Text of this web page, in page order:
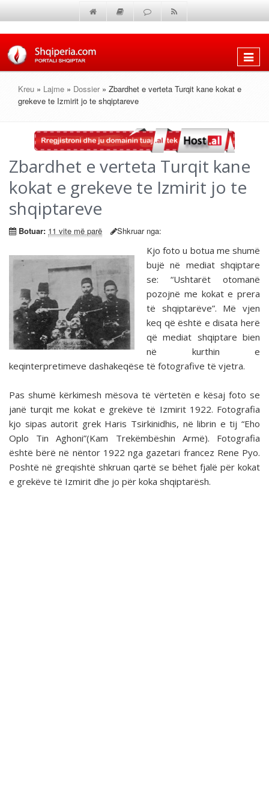
Shfaq
Kreu » Lajme » Dossier » Zbardhet e verteta Turqit kane kokat e
grekeve te Izmirit jo te shqiptareve
Zbardhet e verteta Turqit kane
kokat e grekeve te Izmirit jo te
shqiptareve
Botuar: 11 vite më parë Shkruar nga:
Kjo foto u botua me shumë
bujë në mediat shqiptare
se: “Ushtarët otomanë
pozojnë me kokat e prera
të shqiptarëve”. Më vjen
keq që është e disata herë
që mediat shqiptare bien
në kurthin e
keqinterpretimeve dashakeqëse të fotografive të vjetra.
Pas shumë kërkimesh mësova të vërtetën e kësaj foto se
janë turqit me kokat e grekëve të Izmirit 1922. Fotografia
kjo sipas autorit grek Haris Tsirkinidhis, në librin e tij “Eho
Oplo Tin Aghoni”(Kam Trekëmbëshin Armë). Fotografia
është bërë në nëntor 1922 nga gazetari francez Rene Pyo.
Poshtë në greqishtë shkruan qartë se bëhet fjalë për kokat
e grekëve të Izmirit dhe jo për koka shqiptarësh.